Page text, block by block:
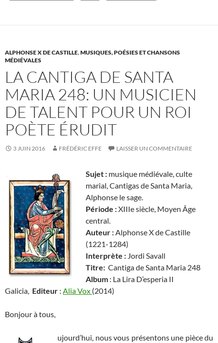
ALPHONSE X DE CASTILLE,MUSIQUES, POÉSIES ET CHANSONS
MÉDIÉVALES
LA CANTIGA DE SANTA
MARIA 248: UN MUSICIEN
DE TALENT POUR UN ROI
POÈTE ÉRUDIT
3 JUIN 2016 FRÉDÉRIC EFFE LAISSER UN COMMENTAIRE
Sujet : musique médiévale, culte
marial, Cantigas de Santa Maria,
Alphonse le sage.
Période :XIIIe siècle, Moyen Âge
central.
Auteur :Alphonse X de Castille
(1221-1284)
Interprète : Jordi Savall
Titre: Cantiga de Santa Maria 248
Album : La Lira D’esperia II
Galicia, Editeur : Alia Vox (2014)
Bonjour à tous,
ujourd’hui, nous vous présentons une pièce du